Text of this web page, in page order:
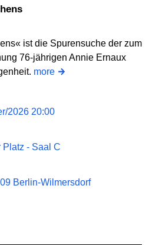
ist die Spurensuche der zum
76-jährigen Annie Ernaux
more
2026 20:00
- Saal C
Berlin-Wilmersdorf